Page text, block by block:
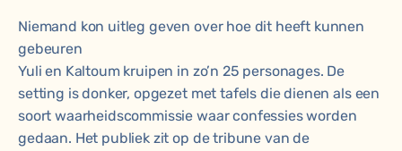
Niemand kon uitleg geven over hoe dit heeft kunnen
gebeuren
Yuli en Kaltoum kruipen in zo’n 25 personages. De
setting is donker, opgezet met tafels die dienen als een
soort waarheidscommissie waar confessies worden
gedaan. Het publiek zit op de tribune van de